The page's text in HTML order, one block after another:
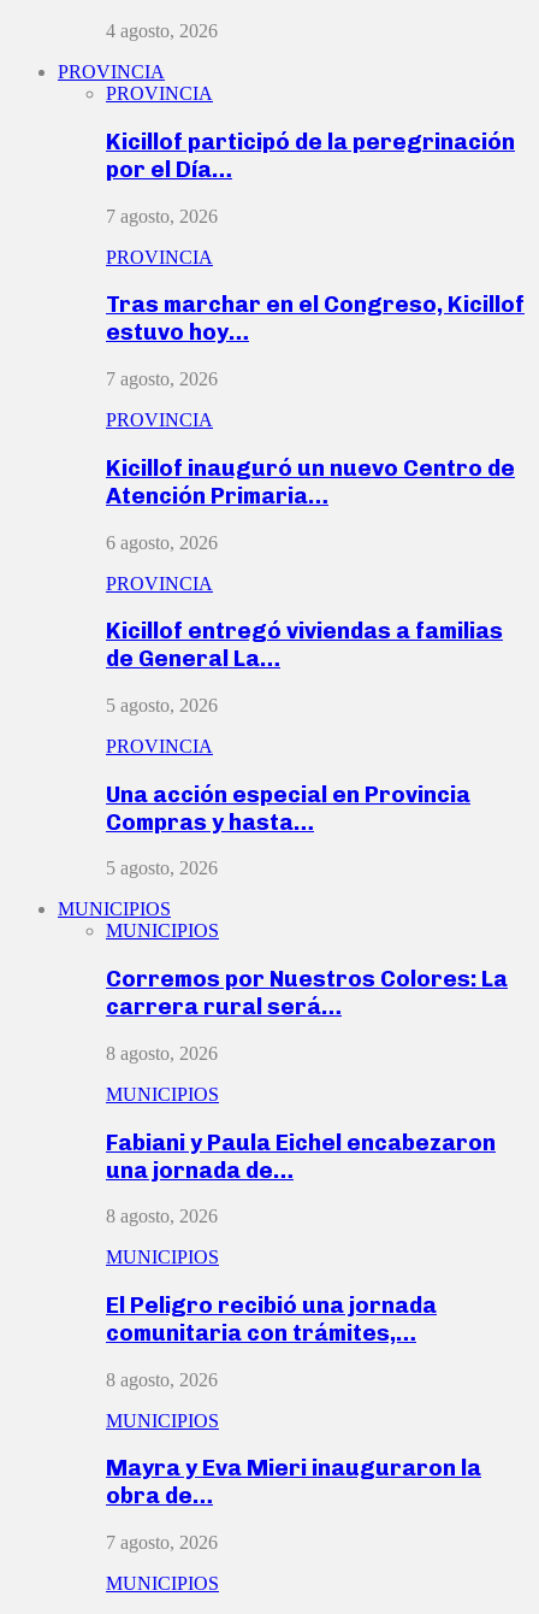
4 agosto, 2026
PROVINCIA
PROVINCIA
Kicillof participó de la peregrinación
por el Día…
7 agosto, 2026
PROVINCIA
Tras marchar en el Congreso, Kicillof
estuvo hoy…
7 agosto, 2026
PROVINCIA
Kicillof inauguró un nuevo Centro de
Atención Primaria…
6 agosto, 2026
PROVINCIA
Kicillof entregó viviendas a familias
de General La…
5 agosto, 2026
PROVINCIA
Una acción especial en Provincia
Compras y hasta…
5 agosto, 2026
MUNICIPIOS
MUNICIPIOS
Corremos por Nuestros Colores: La
carrera rural será…
8 agosto, 2026
MUNICIPIOS
Fabiani y Paula Eichel encabezaron
una jornada de…
8 agosto, 2026
MUNICIPIOS
El Peligro recibió una jornada
comunitaria con trámites,…
8 agosto, 2026
MUNICIPIOS
Mayra y Eva Mieri inauguraron la
obra de…
7 agosto, 2026
MUNICIPIOS